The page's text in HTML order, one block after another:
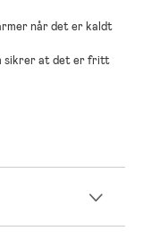
når det er kaldt
sikrer at det er fritt